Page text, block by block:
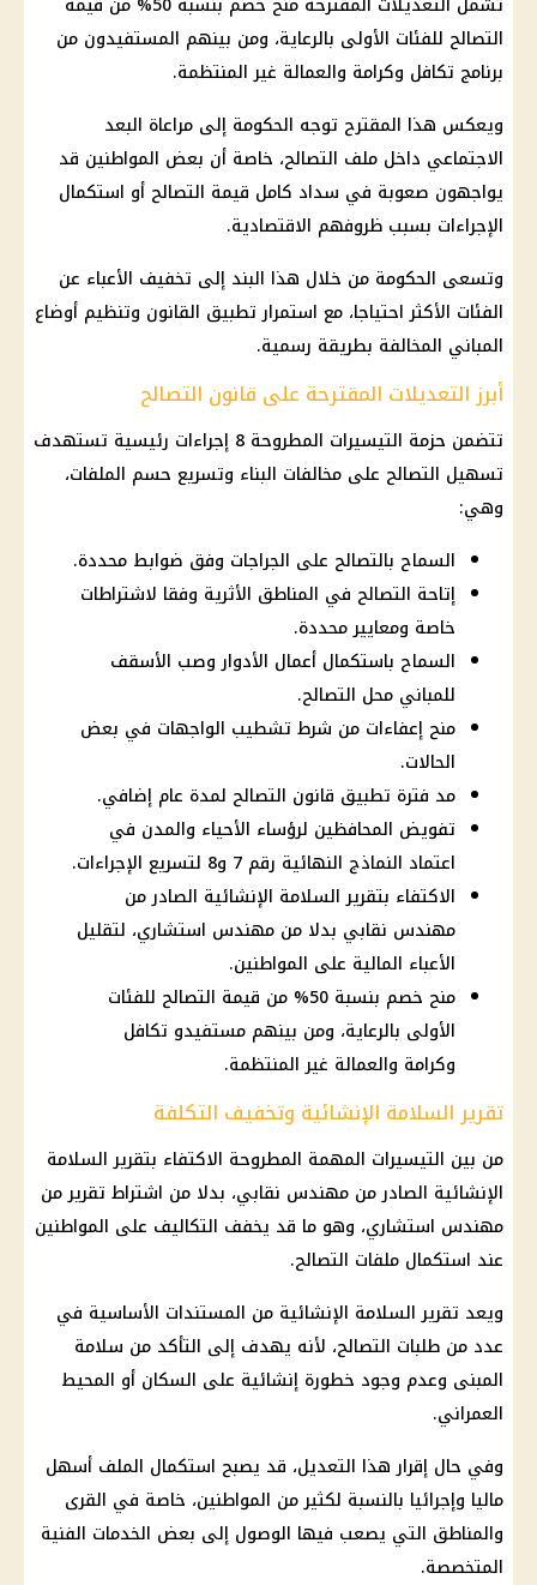
التصالح للفئات الأولى بالرعاية، ومن بينهم المستفيدون من
برنامج تكافل وكرامة والعمالة غير المنتظمة.
ويعكس هذا المقترح توجه الحكومة إلى مراعاة البعد
الاجتماعي داخل ملف التصالح، خاصة أن بعض المواطنين قد
يواجهون صعوبة في سداد كامل قيمة التصالح أو استكمال
الإجراءات بسبب ظروفهم الاقتصادية.
وتسعى الحكومة من خلال هذا البند إلى تخفيف الأعباء عن
الفئات الأكثر احتياجا، مع استمرار تطبيق القانون وتنظيم أوضاع
المباني المخالفة بطريقة رسمية.
أبرز التعديلات المقترحة على قانون التصالح
تتضمن حزمة التيسيرات المطروحة 8 إجراءات رئيسية تستهدف
تسهيل التصالح على مخالفات البناء وتسريع حسم الملفات،
وهي:
السماح بالتصالح على الجراجات وفق ضوابط محددة.
إتاحة التصالح في المناطق الأثرية وفقا لاشتراطات
خاصة ومعايير محددة.
السماح باستكمال أعمال الأدوار وصب الأسقف
للمباني محل التصالح.
منح إعفاءات من شرط تشطيب الواجهات في بعض
الحالات.
مد فترة تطبيق قانون التصالح لمدة عام إضافي.
تفويض المحافظين لرؤساء الأحياء والمدن في
اعتماد النماذج النهائية رقم 7 و8 لتسريع الإجراءات.
الاكتفاء بتقرير السلامة الإنشائية الصادر من
مهندس نقابي بدلا من مهندس استشاري، لتقليل
الأعباء المالية على المواطنين.
منح خصم بنسبة 50% من قيمة التصالح للفئات
الأولى بالرعاية، ومن بينهم مستفيدو تكافل
وكرامة والعمالة غير المنتظمة.
تقرير السلامة الإنشائية وتخفيف التكلفة
من بين التيسيرات المهمة المطروحة الاكتفاء بتقرير السلامة
الإنشائية الصادر من مهندس نقابي، بدلا من اشتراط تقرير من
مهندس استشاري، وهو ما قد يخفف التكاليف على المواطنين
عند استكمال ملفات التصالح.
ويعد تقرير السلامة الإنشائية من المستندات الأساسية في
عدد من طلبات التصالح، لأنه يهدف إلى التأكد من سلامة
المبنى وعدم وجود خطورة إنشائية على السكان أو المحيط
العمراني.
وفي حال إقرار هذا التعديل، قد يصبح استكمال الملف أسهل
ماليا وإجرائيا بالنسبة لكثير من المواطنين، خاصة في القرى
والمناطق التي يصعب فيها الوصول إلى بعض الخدمات الفنية
المتخصصة.